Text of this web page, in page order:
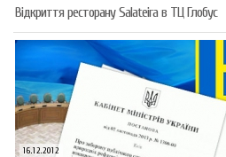
Відкриття ресторану Salateirа в ТЦ Глобус
16.12.2012